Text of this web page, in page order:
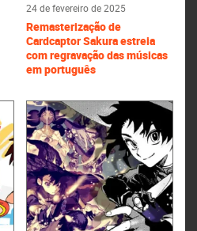
24 de fevereiro de 2025
Remasterização de
Cardcaptor Sakura estreia
com regravação das músicas
em português